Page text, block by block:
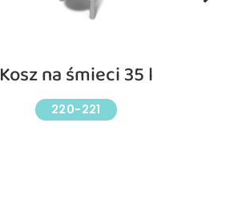
Kosz na śmieci 35 l
220-221